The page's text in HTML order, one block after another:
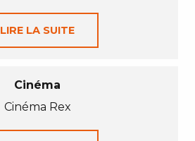
LIRE LA SUITE
Cinéma
Cinéma Rex